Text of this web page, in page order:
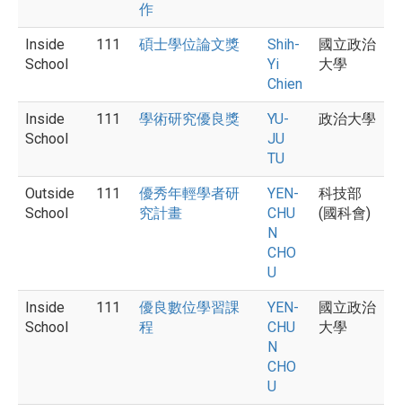
作
Inside
School
111 碩士學位論文獎
Shih-
Yi
Chien
國立政治
大學
Inside
School
111 學術研究優良獎
YU-
JU
TU
政治大學
Outside
School
111
優秀年輕學者研
究計畫
YEN-
CHU
N
CHO
U
科技部
(國科會)
Inside
School
111
優良數位學習課
程
YEN-
CHU
N
CHO
U
國立政治
大學